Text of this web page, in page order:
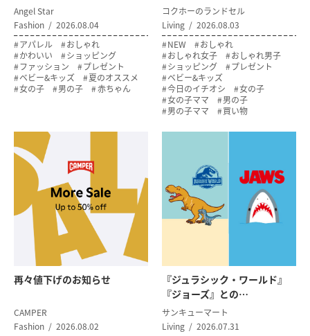
Angel Star
Fashion
2026.08.04
アパレル
おしゃれ
かわいい
ショッピング
ファッション
プレゼント
ベビー&キッズ
夏のオススメ
女の子
男の子 赤ちゃん
コクホーのランドセル
Living
2026.08.03
NEW
おしゃれ
おしゃれ女子
おしゃれ男子
ショッピング
プレゼント
ベビー&キッズ
今日のイチオシ
女の子
女の子ママ
男の子
男の子ママ
買い物
再々値下げのお知らせ
CAMPER
Fashion
2026.08.02
『ジュラシック・ワールド』
『ジョーズ』との…
サンキューマート
Living
2026.07.31